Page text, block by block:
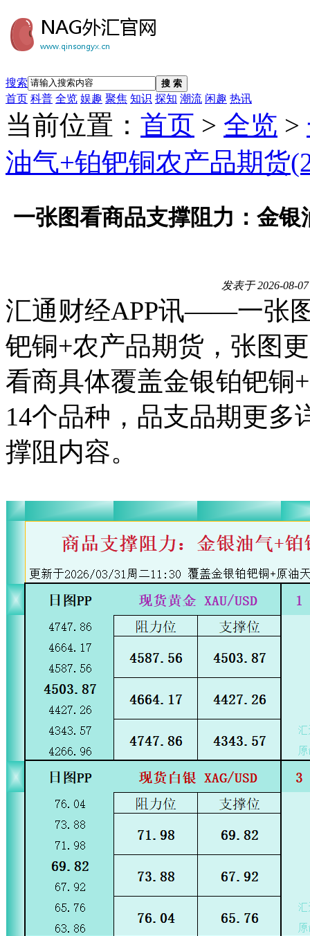
搜索 搜 索
首页 科普 全览 娱趣 聚焦 知识 探知 潮流 闲趣 热讯
当前位置： 首页 > 全览 >
油气+铂钯铜农产品期货
一张图看商品支撑阻力：金银
发表于2026-08-
汇通财经APP讯——一张
钯铜+农产品期货，张图
看商具体覆盖金银铂钯铜
14个品种，品支品期更多
撑阻内容。